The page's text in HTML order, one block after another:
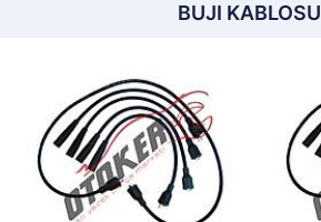
BUJI KABLOSU